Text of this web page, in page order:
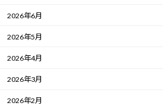
2026年6月
2026年5月
2026年4月
2026年3月
2026年2月